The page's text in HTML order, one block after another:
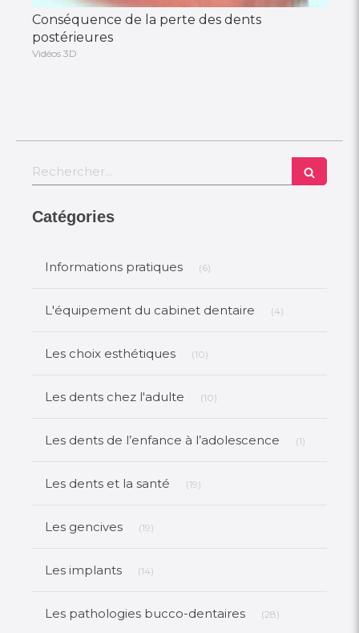
Conséquence de la perte des dents
postérieures
Vidéos 3D
Rechercher
Catégories
Informations pratiques (6)
L'équipement du cabinet dentaire (4)
Les choix esthétiques (10)
Les dents chez l'adulte (10)
Les dents de l’enfance à l’adolescence (1)
Les dents et la santé (19)
Les gencives (19)
Les implants (14)
Les pathologies bucco-dentaires (28)